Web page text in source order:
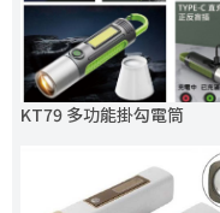
KT79 多功能掛勾電筒